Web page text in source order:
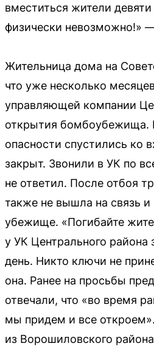
вместиться жители
физически невозможно!»
Жительница дома на
что уже несколько
управляющей компании
открытия бомбоубежища.
опасности спустились ко
закрыт. Звонили в УК по
не ответил. После отбоя
также не вышла на связь и
убежище. «Погибайте
у УК Центрального района
день. Никто ключи не
она. Ранее на просьбы
отвечали, что «во время
мы придем и все
из Ворошиловского